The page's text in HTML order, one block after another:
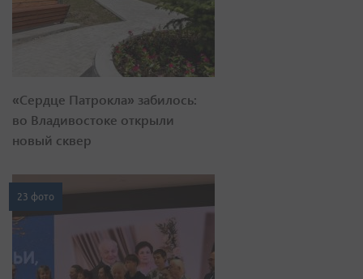
«Сердце Патрокла» забилось:
во Владивостоке открыли
новый сквер
23 фото